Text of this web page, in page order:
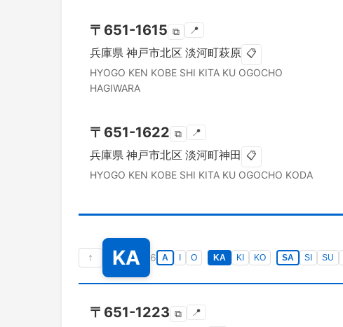
〒 651-1615 ⧉ 📍
兵庫県 神戸市北区 淡河町萩原 📋
HYOGO KEN KOBE SHI KITA KU OGOCHO
HAGIWARA
〒 651-1622 ⧉ 📍
兵庫県 神戸市北区 淡河町神田 📋
HYOGO KEN KOBE SHI KITA KU OGOCHO KODA
↑ KA 6 A O KA KI KO SA SI SU
〒 651-1223 ⧉ 📍